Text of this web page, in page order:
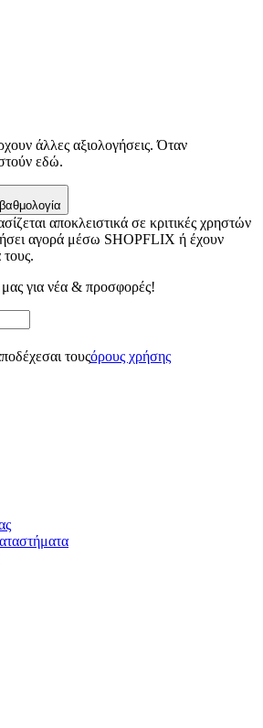
όπως cookies για να αποθηκεύουμε
διαφημίσεων και περιεχομένου, τις
και περιεχόμενο, την καλύτερη
την ανάπτυξη προϊόντων. Επίσης,
μέσων κοινωνικής δικτύωσης,
άλλες αξιολογήσεις. Όταν
εδώ.
αποκλειστικά σε κριτικές χρηστών
αγορά μέσω SHOPFLIX ή έχουν
τους.
για νέα & προσφορές!
τουςόρους χρήσης